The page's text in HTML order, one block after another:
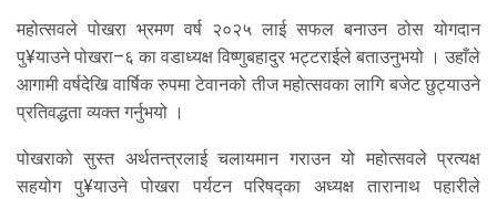
महोत्सवले पोखरा भ्रमण वर्ष २०२५ लाई सफल बनाउन ठोस योगदान
पु¥याउने पोखरा–६ का वडाध्यक्ष विष्णुबहादुर भट्टराईले बताउनुभयो । उहाँले
आगामी वर्षदेखि वार्षिक रुपमा टेवानको तीज महोत्सवका लागि बजेट छुट्याउने
प्रतिवद्धता व्यक्त गर्नुभयो ।
पोखराको सुस्त अर्थतन्त्रलाई चलायमान गराउन यो महोत्सवले प्रत्यक्ष
सहयोग पु¥याउने पोखरा पर्यटन परिषद्का अध्यक्ष तारानाथ पहारीले